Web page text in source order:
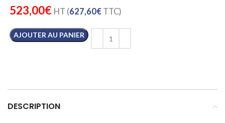
523,00€ HT (627,60€ TTC)
AJOUTER AU PANIER
DESCRIPTION